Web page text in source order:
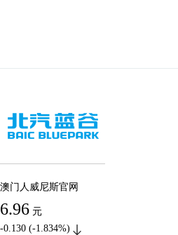
澳门人威尼斯官网
6.96 元
-0.130 (-1.834%)